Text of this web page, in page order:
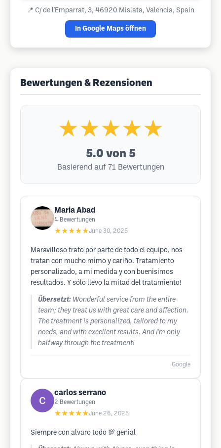
📍 C/ de l'Emparrat, 3, 46920 Mislata, Valencia, Spain
In Google Maps öffnen
Bewertungen & Rezensionen
★★★★★
5.0 von 5
Basierend auf 71 Bewertungen
Maria Abad
4 Bewertungen
★★★★★June 30, 2025
Maravilloso trato por parte de todo el equipo, nos
tratan con mucho mimo y cariño. Tratamiento
personalizado, a mi medida y con buenisimos
resultados. Y sólo llevo la mitad del tratamiento!
Übersetzt: Wonderful service from the entire
team; they treat us with great care and affection.
The treatment is personalized, tailored to my
needs, and with excellent results. And I'm only
halfway through the treatment!
Google
carlos serrano
2 Bewertungen
★★★★★June 26, 2025
Siempre con alvaro todo 💯 genial